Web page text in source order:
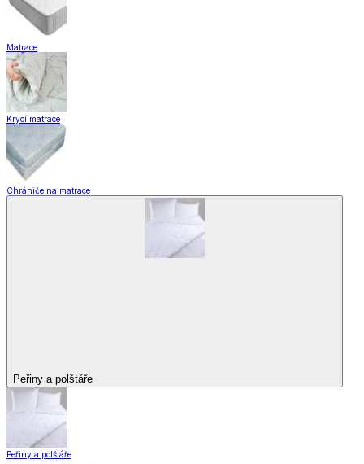
Matrace
Krycí matrace
Chrániče na matrace
Peřiny a polštáře
Peřiny a polštáře